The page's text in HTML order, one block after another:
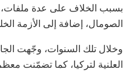
بسبب الخلاف على عدة ملفات،
الصومال، إضافة إلى الأزمة
وخلال تلك السنوات، وجّهت
العلنية لتركيا، كما تضمّنت